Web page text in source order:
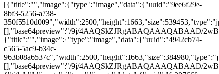
[{"title":"","image":{"type":"image","data":{"uuid":"9ee6f29e-
8bf3-5256-a738-
[],"base64preview":"/9j/4AAQSkZJRgABAQAAAQABAAD/
{"title":"","image":{"type":"image","data":{"uuid":"4942cb74-
c565-5ac9-b34c-
[],"base64preview":"/9j/4AAQSkZJRgABAQAAAQABAAD/